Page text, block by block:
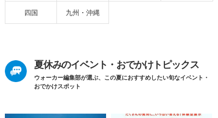
四国 九州・沖縄
夏休みのイベント・おでかけトピックス
ウォーカー編集部が選ぶ、この夏におすすめしたい旬なイベント・
おでかけスポット